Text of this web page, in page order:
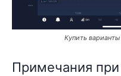
Купить
Примечания при